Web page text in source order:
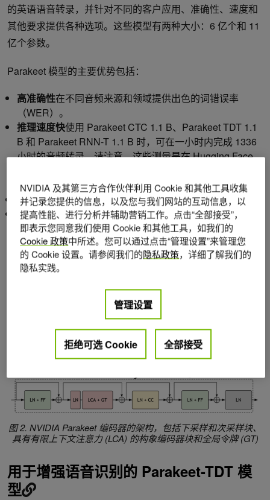
的英语语音转录，并针对不同的客户应用、准确性、速度和
其他要求提供各种选项。这些模型有两种大小：6 亿个和 11
亿个参数。
Parakeet 模型的主要优势包括：
高准确性在不同音频来源和领域提供出色的词错误率
（WER）。
推理速度快使用 Parakeet CTC 1.1 B、Parakeet TDT 1.1
B 和 Parakeet RNN-T 1.1 B 时，可在一小时内完成 1336
小时的音频转录。请注意，这些测量是在 Hugging Face
的。
出色的噪音鲁棒性到背景语音和非语音片段。
无缝集成和自定义：由于模型提供了即用型的预训练检查
点，因此可以轻松地部署推理和微调任务。
Parakeet CTC 和 RNNT 模型的有效性在于使用快速变形器
(FC) 编码器、递归神经网络传感器 (RNNT) 和连接主义时序
分类 (CTC) 解码器进行端到端训练。有关更多详细信息，请
研究用于长格式音频转录的端到端 ASR 架构
性可扩展注意力的快速变形器，可实现高效语音识别
图 2. NVIDIA Parakeet 编码器的架构，包括下采样和次采样块、
具有有限上下文注意力 (LCA) 的构象编码器块和全局令牌 (GT)
用于增强语音识别的 Parakeet-TDT 模
型
NVIDIA 及其第三方合作伙伴利用 Cookie 和其他工具收集
并记录您提供的信息，以及您与我们网站的互动信息，以
提高性能、进行分析并辅助营销工作。点击“全部接受”，
即表示您同意我们使用 Cookie 和其他工具，如我们的
Cookie 政策中所述。您可以通过点击“管理设置”来管理您
的 Cookie 设置。请参阅我们的隐私政策，详细了解我们的
隐私实践。
管理设置
拒绝可选 Cookie 全部接受